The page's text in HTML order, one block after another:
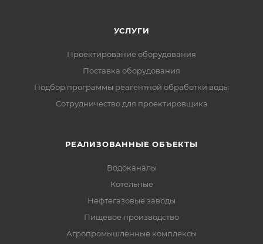
УСЛУГИ
Проектирование оборудования
Поставка оборудования
Подбор программы реагентной обработки воды
Сотрудничество для проектировщика
РЕАЛИЗОВАННЫЕ ОБЪЕКТЫ
Водоканалы
Котельные
Нефтегазовые заводы
Пищевое производство
Агропромышленные комплексы